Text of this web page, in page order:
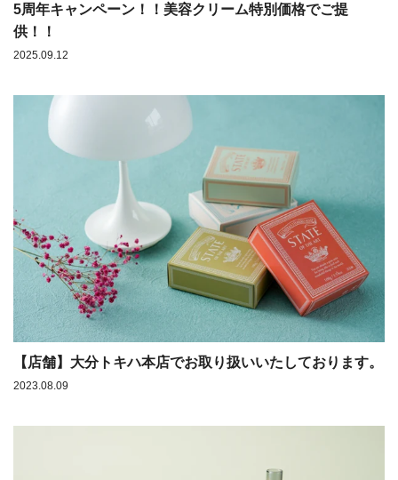
5周年キャンペーン！！美容クリーム特別価格でご提
供！！
2025.09.12
【店舗】大分トキハ本店でお取り扱いいたしております。
2023.08.09